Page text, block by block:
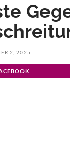
2, 2025